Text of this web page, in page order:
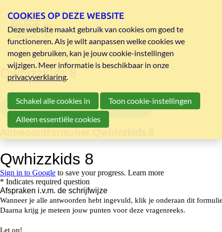
Qwhizzkids 8
vragenreeks Qwhizzkids 8 pdf
COOKIES OP DEZE WEBSITE
Deze website maakt gebruik van cookies om goed te
functioneren. Als je wilt aanpassen welke cookies we
mogen gebruiken, kan je jouw cookie-instellingen
wijzigen. Meer informatie is beschikbaar in onze
privacyverklaring.
Schakel alle cookies in
Toon cookie-instellingen
Alleen essentiële cookies